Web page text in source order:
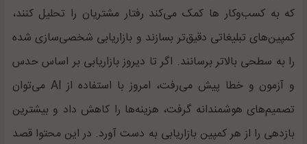
که به کسب‌وکار‌ ها کمک می‌کند رفتار مشتریان را تحلیل کنند،
کمپین‌های تبلیغاتی دقیق‌تر بسازند و بازاریابی شخصی‌سازی‌ شده
را به سطحی بالاتر برسانند. اگر تا دیروز بازاریابی بر اساس حدس
و آزمون‌ و خطا پیش می‌رفت، امروز با استفاده از AI می‌توان
تصمیم‌های هوشمندانه گرفت، هزینه‌ها را کاهش داد و بیشترین
بازدهی را از هر کمپین بازاریابی به دست آورد. در این محتوا قصد